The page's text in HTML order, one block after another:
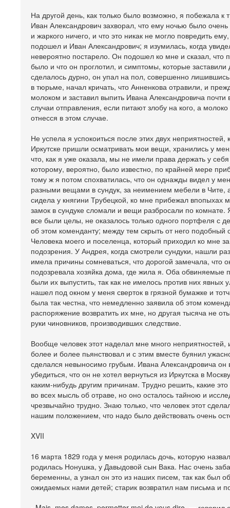
На другой день, как только было возможно, я побежала
Иван Александрович захворал, что ему ночью было
и жаркого ничего, и что это никак не могло повредить
подошел и Иван Александрович; я изумилась, когда
невероятно постарело. Он подошел ко мне и сказал, что
было и что он проглотил, и симптомы, которые
сделалось дурно, он упал на пол, совершенно
в тюрьме, начал кричать, что Анненкова отравили, и
молоком и заставил выпить Ивана Александровича
случаи отправления, если питают злобу на кого, а
отнесся в этом случае.
Не успела я успокоиться после этих двух
Иркутске пришли осматривать мои вещи, хранились у
что, как я уже оказала, мы не имели права держать у
которому, вероятно, было известно, по крайней мере
тому ж я потом спохватилась, что он однажды видел у
разными вещами в сундук, за неимением мебели в Чите,
сидела у княгини Трубецкой, ко мне прибежал впопыхах
замок в сундуке сломали и вещи разбросали по
все были целы, не оказалось только одного портфеля с
об этом коменданту; между тем скрыть от него
Человека моего и поселенца, который приходил ко мне
подозрения. У Андрея, когда смотрели сундуки, нашли
имела причины сомневаться, что дорогой замечала,
подозревала хозяйка дома, где жила я. Оба обвиняемые
были их выпустить, так как не имелось против них явных
нашел под окном у меня сверток в грязной бумажке и
была так честна, что немедленно заявила об этом
распоряжение возвратить их мне, но другая тысяча не
руки чиновников, производивших следствие.
Вообще человек этот наделал мне много
более и более пьянствовал и с этим вместе буянил
сделался невыносимо грубым. Ивана Александровича
убедиться, что он не хотел вернуться из Иркутска в
каким-нибудь другим причинам. Трудно решить, какие
во всех мысль об отраве, но оно осталось тайною и
чрезвычайно трудно. Знаю только, что человек этот
нашим положением, что надо было действовать очень
XVII
16 марта 1829 года у меня родилась дочь, которую
родилась Нонушка, у Давыдовой сын Вака. Нас очень
беременны, а узнал он это из наших писем, так как был
ожидаемых нами детей; старик возвратил нам письма и